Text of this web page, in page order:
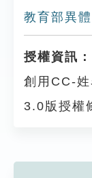
教育部異體
授權資訊：
創用CC-
3.0版授權